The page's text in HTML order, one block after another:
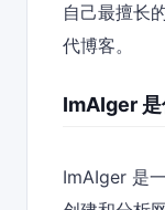
自己最擅长
代博客。
ImAIger 是
ImAIger 是